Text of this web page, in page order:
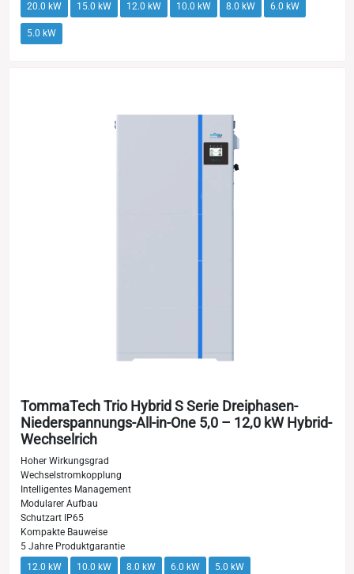
20.0 kW
15.0 kW 12.0 kW 10.0 kW 8.0 kW 6.0 kW
5.0 kW
TommaTech Trio Hybrid S Serie Dreiphasen-
Niederspannungs-All-in-One 5,0 – 12,0 kW Hybrid-
Wechselrich
Hoher Wirkungsgrad
Wechselstromkopplung
Intelligentes Management
Modularer Aufbau
Schutzart IP65
Kompakte Bauweise
5 Jahre Produktgarantie
12.0 kW
10.0 kW 8.0 kW 6.0 kW 5.0 kW